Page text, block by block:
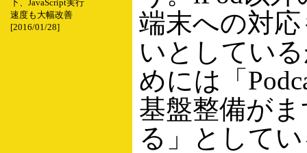
下、JavaScript実行
速度も大幅改善
[2016/01/28]
端末への対
いとしてい
めには「
基盤整備が
る」として